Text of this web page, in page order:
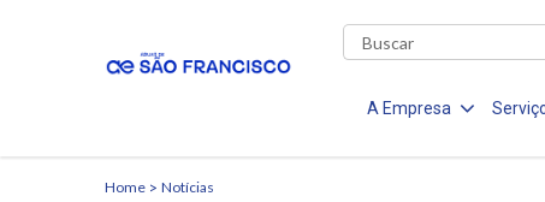
A Empresa
Home Notícias